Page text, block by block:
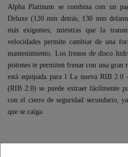
Alpha Platinum se combina con un
Deluxe (120 mm detrás, 130 mm
más exigentes, mientras que la
velocidades permite cambiar de una
mantenimiento. Los frenos de disco
pistones te permiten frenar con una gran
está equipada para l La nueva RIB 2.0
(RIB 2.0) se puede extraer fácilmente
con el cierre de seguridad secundario,
que se caiga.